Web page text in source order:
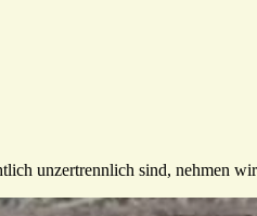
unzertrennlich sind, nehmen